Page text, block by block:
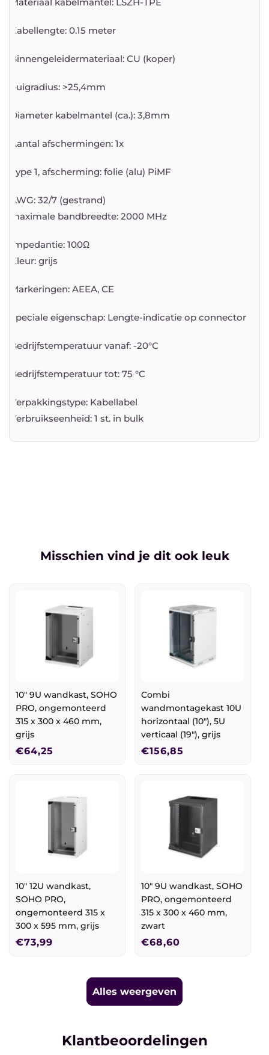
Kabellengte: 0.15 meter
Binnengeleidermateriaal: CU (koper)
buigradius: >25,4mm
Diameter kabelmantel (ca.): 3,8mm
Aantal afschermingen: 1x
Type 1, afscherming: folie (alu) PiMF
AWG: 32/7 (gestrand)
maximale bandbreedte: 2000 MHz
Impedantie: 100Ω
Kleur: grijs
Markeringen: AEEA, CE
Speciale eigenschap: Lengte-indicatie op connector
Bedrijfstemperatuur vanaf: -20°C
Bedrijfstemperatuur tot: 75 °C
Verpakkingstype: Kabellabel
Verbruikseenheid: 1 st. in bulk
Misschien vind je dit ook leuk
10" 9U wandkast, SOHO
PRO, ongemonteerd
315 x 300 x 460 mm,
grijs
Normale
€64,25
Combi
wandmontagekast 10U
horizontaal (10"), 5U
verticaal (19"), grijs
Normale
€156,85
10" 12U wandkast,
SOHO PRO,
ongemonteerd 315 x
300 x 595 mm, grijs
Normale
€73,99
10" 9U wandkast, SOHO
PRO, ongemonteerd
315 x 300 x 460 mm,
zwart
Normale
€68,60
Alles weergeven
Klantbeoordelingen